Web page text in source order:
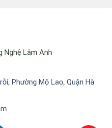
Nghệ Lâm Anh
Phường Mộ Lao, Quận Hà